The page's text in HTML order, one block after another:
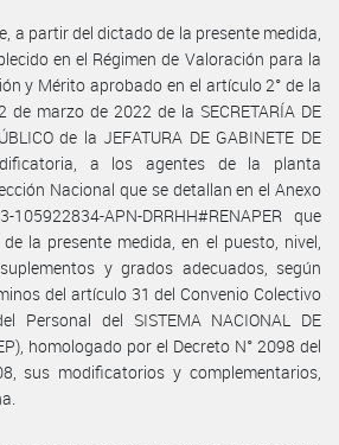
a partir del dictado de la presente medida,
en el Régimen de Valoración para la
y Mérito aprobado en el artículo 2° de la
de marzo de 2022 de la SECRETARÍA DE
de la JEFATURA DE GABINETE DE
a los agentes de la planta
Nacional que se detallan en el Anexo
105922834-APN-DRRHH#RENAPER que
la presente medida, en el puesto, nivel,
y grados adecuados, según
del artículo 31 del Convenio Colectivo
Personal del SISTEMA NACIONAL DE
homologado por el Decreto N° 2098 del
sus modificatorios y complementarios,